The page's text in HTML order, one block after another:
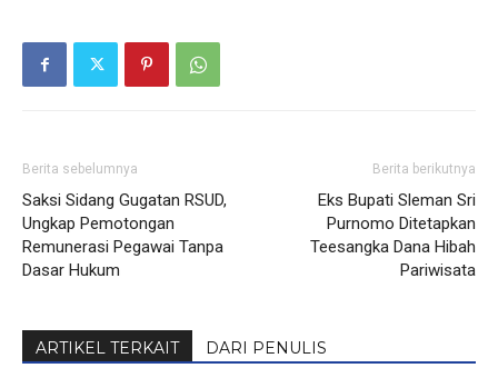
Berita sebelumnya
Saksi Sidang Gugatan RSUD,
Ungkap Pemotongan
Remunerasi Pegawai Tanpa
Dasar Hukum
Berita berikutnya
Eks Bupati Sleman Sri
Purnomo Ditetapkan
Teesangka Dana Hibah
Pariwisata
ARTIKEL TERKAIT DARI PENULIS